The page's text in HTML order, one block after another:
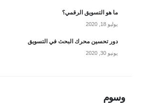
ما هو التسويق الرقمي؟
يوليو 18, 2020
دور تحسين محرك البحث في التسويق
يونيو 30, 2020
وسوم